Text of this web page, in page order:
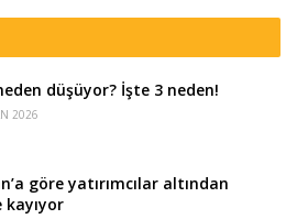
düşüyor? İşte 3 neden!
2026
göre yatırımcılar altından
kayıyor